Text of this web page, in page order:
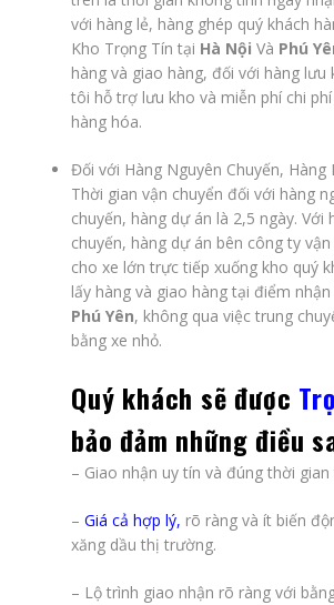
với hàng lẻ, hàng ghép quý khách
Kho Trọng Tín tại Hà Nội Và Phú
hàng và giao hàng, đối với hàng lưu
tôi hỗ trợ lưu kho và miễn phí chi
hàng hóa.
Đối với Hàng Nguyên Chuyến, Hàng
Thời gian vận chuyển đối với hàng
chuyến, hàng dự án là 2,5 ngày. Với
chuyến, hàng dự án bên công ty
cho xe lớn trực tiếp xuống kho quý
lấy hàng và giao hàng tại điểm
Phú Yên, không qua việc trung
bằng xe nhỏ.
Quý khách sẽ được
bảo đảm những điều
– Giao nhận uy tín và đúng thời
– Giá cả hợp lý, rõ ràng và ít biến
xăng dầu thị trường.
– Lộ trình giao nhận rõ ràng với